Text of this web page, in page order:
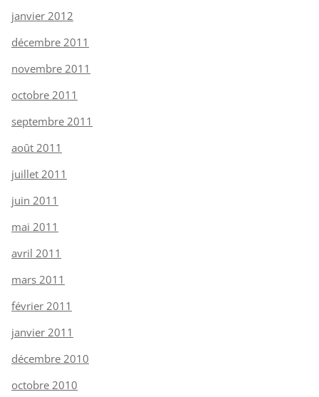
janvier 2012
décembre 2011
novembre 2011
octobre 2011
septembre 2011
août 2011
juillet 2011
juin 2011
mai 2011
avril 2011
mars 2011
février 2011
janvier 2011
décembre 2010
octobre 2010